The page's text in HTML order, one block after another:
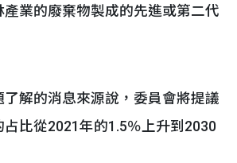
業的廢棄物製成的先進或第二代
的消息來源說，委員會將提議
比從2021年的1.5％上升到2030